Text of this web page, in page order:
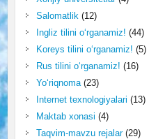
Salomatlik(12)
Ingliz tilini o‘rganamiz! (44)
Koreys tilini o‘rganamiz! (5)
Rus tilini o‘rganamiz! (16)
Yo‘riqnoma(23)
Internet texnologiyalari (13)
Maktab xonasi (4)
Taqvim-mavzu rejalar(29)